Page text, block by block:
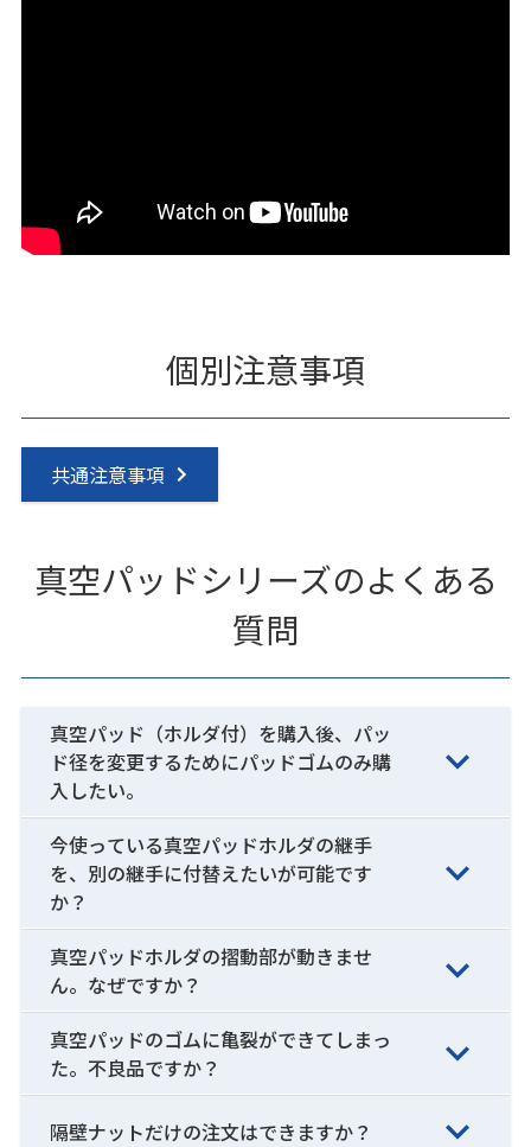
個別注意事項
共通注意事項
真空パッドシリーズのよくある
質問
真空パッド（ホルダ付）を購入後、パッ
ド径を変更するためにパッドゴムのみ購
入したい。
今使っている真空パッドホルダの継手
を、別の継手に付替えたいが可能です
か？
真空パッドホルダの摺動部が動きませ
ん。なぜですか？
真空パッドのゴムに亀裂ができてしまっ
た。不良品ですか？
隔壁ナットだけの注文はできますか？